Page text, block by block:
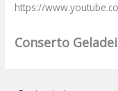
https://
Conserto